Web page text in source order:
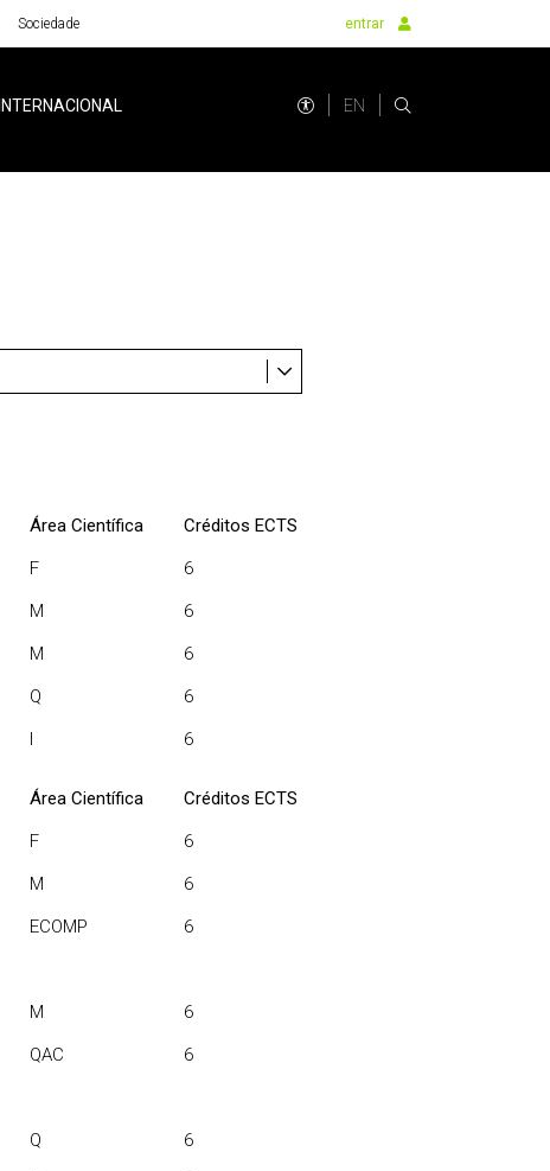
Sociedade entrar
INTERNACIONAL EN
Área Científica
Créditos ECTS
F
6
M
6
M
6
Q
6
I 6
Área Científica
Créditos ECTS
F
6
M
6
ECOMP
6
M
6
QAC
6
Q
6